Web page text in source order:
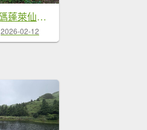
雙石縱走加碼蓬萊仙島山
2026-02-12